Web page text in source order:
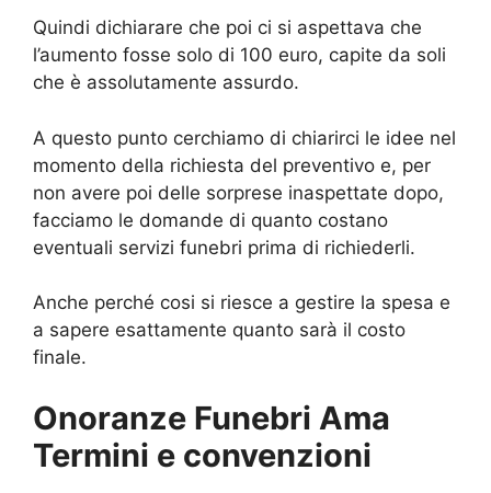
Quindi dichiarare che poi ci si aspettava che
l’aumento fosse solo di 100 euro, capite da soli
che è assolutamente assurdo.
A questo punto cerchiamo di chiarirci le idee nel
momento della richiesta del preventivo e, per
non avere poi delle sorprese inaspettate dopo,
facciamo le domande di quanto costano
eventuali servizi funebri prima di richiederli.
Anche perché cosi si riesce a gestire la spesa e
a sapere esattamente quanto sarà il costo
finale.
Onoranze Funebri Ama
Termini e convenzioni